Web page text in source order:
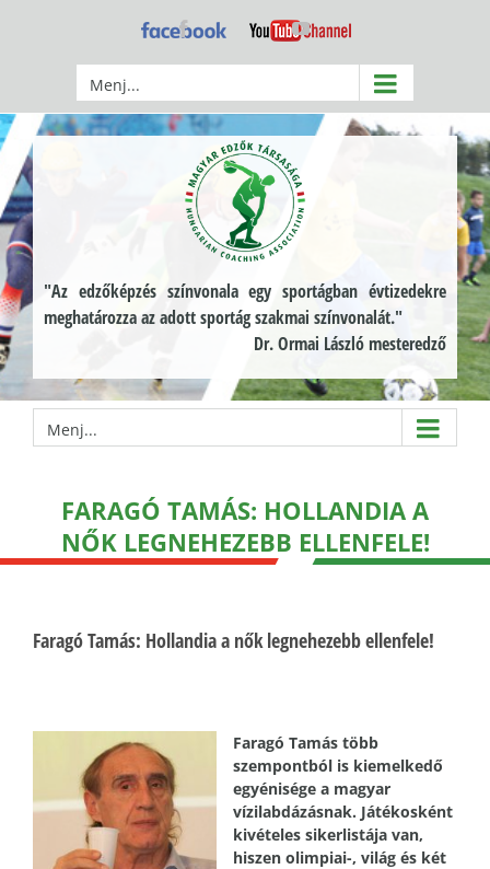
Facebook YouTube
Menj...
"Az edzőképzés színvonala egy sportágban évtizedekre
meghatározza az adott sportág szakmai színvonalát."
Dr. Ormai László mesteredző
Menj...
FARAGÓ TAMÁS: HOLLANDIA A
NŐK LEGNEHEZEBB ELLENFELE!
Faragó Tamás: Hollandia a nők legnehezebb ellenfele!
Faragó Tamás több
szempontból is kiemelkedő
egyénisége a magyar
vízilabdázásnak. Játékosként
kivételes sikerlistája van,
hiszen olimpiai-, világ és két